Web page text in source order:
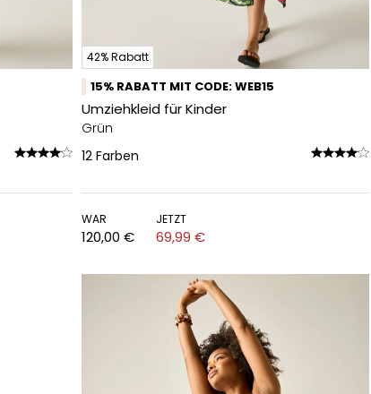
42% Rabatt
15% RABATT MIT CODE: WEB15
Umziehkleid für Kinder
Grün
12 Farben
WAR
120,00 €
JETZT
69,99 €